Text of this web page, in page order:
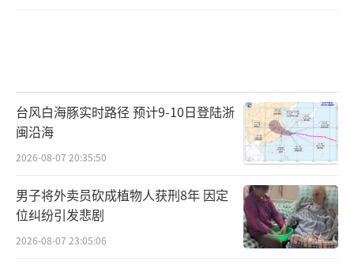
台风白海豚实时路径 预计9-10日登陆浙
闽沿海
2026-08-07 20:35:50
男子将外卖员砍成植物人获刑8年 因定
位纠纷引发悲剧
2026-08-07 23:05:06